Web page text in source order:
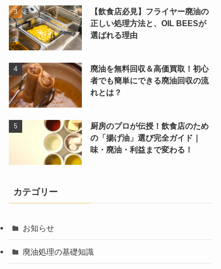
【飲食店必見】フライヤー廃油の
正しい処理方法と、OIL BEESが
選ばれる理由
廃油を無料回収＆高価買取！初心
者でも簡単にできる廃油回収の流
れとは？
厨房のプロが伝授！飲食店のため
の「揚げ油」選び完全ガイド｜
味・廃油・利益まで変わる！
カテゴリー
お知らせ
廃油処理の基礎知識